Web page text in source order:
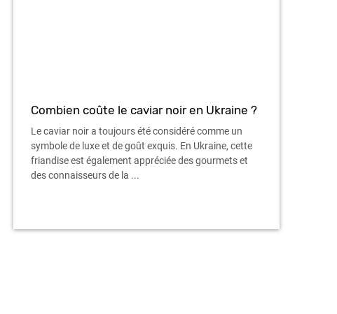
Combien coûte le caviar noir en Ukraine ?
Le caviar noir a toujours été considéré comme un
symbole de luxe et de goût exquis. En Ukraine, cette
friandise est également appréciée des gourmets et
des connaisseurs de la ...